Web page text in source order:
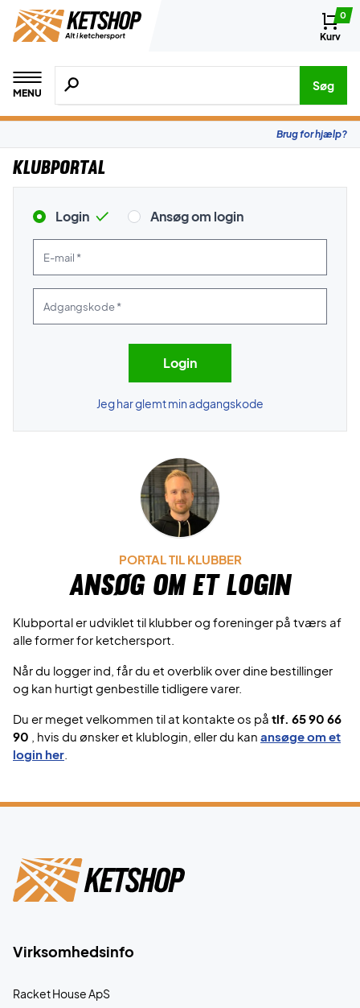
0
Kurv
MENU
Søg efter produkter, mærker etc.
Søg
Brug for hjælp?
Klubportal
Login Ansøg om login
Jeg har glemt min adgangskode
PORTAL TIL KLUBBER
Ansøg om et login
Klubportal er udviklet til klubber og foreninger på tværs af
alle former for ketchersport.
Når du logger ind, får du et overblik over dine bestillinger
og kan hurtigt genbestille tidligere varer.
Du er meget velkommen til at kontakte os på tlf. 65 90 66
90
, hvis du ønsker et klublogin, eller du kan ansøge om et
login her
Virksomhedsinfo
Racket House ApS